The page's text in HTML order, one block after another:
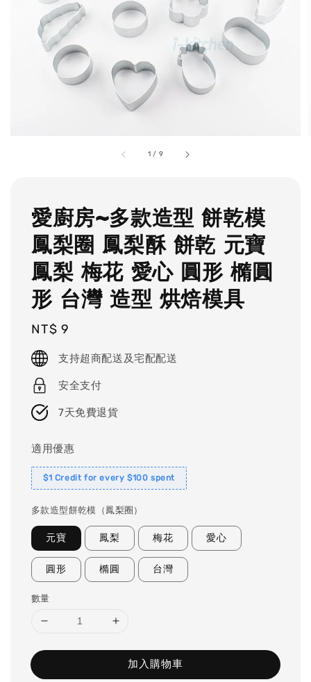
1 / 9
愛廚房~多款造型 餅乾模
鳳梨圈 鳳梨酥 餅乾 元寶
鳳梨 梅花 愛心 圓形 橢圓
形 台灣 造型 烘焙模具
Regular
price
NT$ 9
支持超商配送及宅配配送
安全支付
7天免費退貨
適用優惠
$1 Credit for every $100 spent
多款造型餅乾模（鳳梨圈）
元寶 鳳梨 梅花 愛心
圓形 橢圓 台灣
數量
加入購物車